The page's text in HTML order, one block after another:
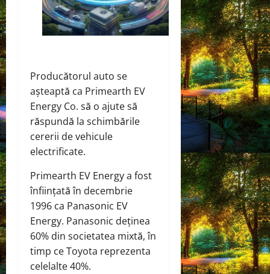
Producătorul auto se
așteaptă ca Primearth EV
Energy Co. să o ajute să
răspundă la schimbările
cererii de vehicule
electrificate.
Primearth EV Energy a fost
înființată în decembrie
1996 ca Panasonic EV
Energy. Panasonic deținea
60% din societatea mixtă, în
timp ce Toyota reprezenta
celelalte 40%.